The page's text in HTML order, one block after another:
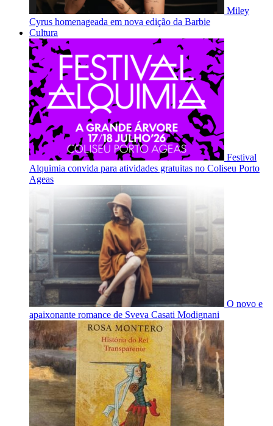
Miley
Cyrus homenageada em nova edição da Barbie
Cultura
Festival
Alquimia convida para atividades gratuitas no Coliseu Porto
Ageas
O novo e
apaixonante romance de Sveva Casati Modignani